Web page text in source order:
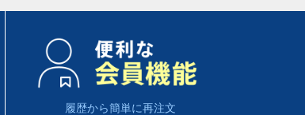
履歴から簡単に再注文